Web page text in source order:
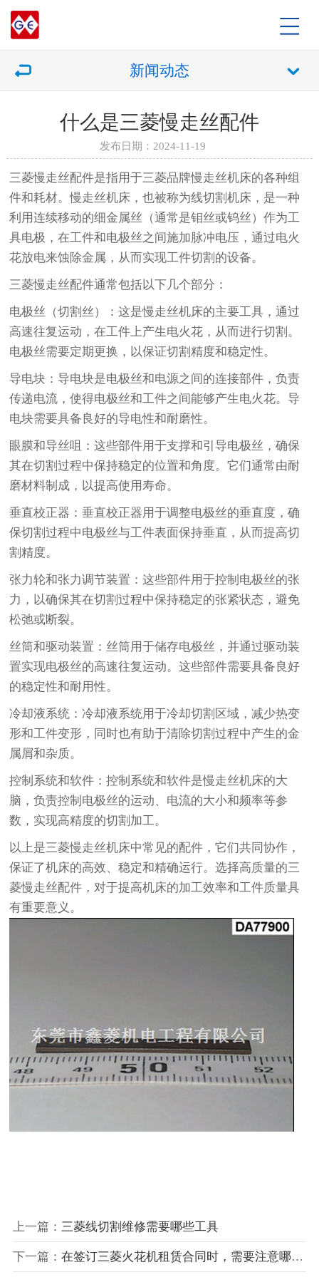
新闻动态
什么是三菱慢走丝配件
发布日期：2024-11-19
三菱慢走丝配件是指用于三菱品牌慢走丝机床的各种组
件和耗材。慢走丝机床，也被称为线切割机床，是一种
利用连续移动的细金属丝（通常是钼丝或钨丝）作为工
具电极，在工件和电极丝之间施加脉冲电压，通过电火
花放电来蚀除金属，从而实现工件切割的设备。
三菱慢走丝配件通常包括以下几个部分：
电极丝（切割丝）：这是慢走丝机床的主要工具，通过
高速往复运动，在工件上产生电火花，从而进行切割。
电极丝需要定期更换，以保证切割精度和稳定性。
导电块：导电块是电极丝和电源之间的连接部件，负责
传递电流，使得电极丝和工件之间能够产生电火花。导
电块需要具备良好的导电性和耐磨性。
眼膜和导丝咀：这些部件用于支撑和引导电极丝，确保
其在切割过程中保持稳定的位置和角度。它们通常由耐
磨材料制成，以提高使用寿命。
垂直校正器：垂直校正器用于调整电极丝的垂直度，确
保切割过程中电极丝与工件表面保持垂直，从而提高切
割精度。
张力轮和张力调节装置：这些部件用于控制电极丝的张
力，以确保其在切割过程中保持稳定的张紧状态，避免
松弛或断裂。
丝筒和驱动装置：丝筒用于储存电极丝，并通过驱动装
置实现电极丝的高速往复运动。这些部件需要具备良好
的稳定性和耐用性。
冷却液系统：冷却液系统用于冷却切割区域，减少热变
形和工件变形，同时也有助于清除切割过程中产生的金
属屑和杂质。
控制系统和软件：控制系统和软件是慢走丝机床的大
脑，负责控制电极丝的运动、电流的大小和频率等参
数，实现高精度的切割加工。
以上是三菱慢走丝机床中常见的配件，它们共同协作，
保证了机床的高效、稳定和精确运行。选择高质量的三
菱慢走丝配件，对于提高机床的加工效率和工件质量具
有重要意义。
上一篇： 三菱线切割维修需要哪些工具
下一篇： 在签订三菱火花机租赁合同时，需要注意哪些细节问题？